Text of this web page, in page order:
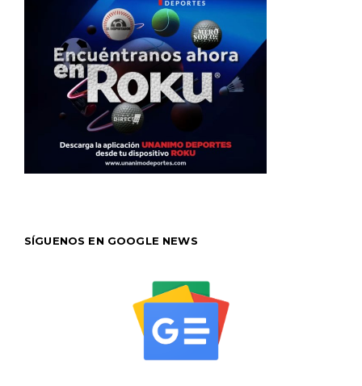
SÍGUENOS EN GOOGLE NEWS